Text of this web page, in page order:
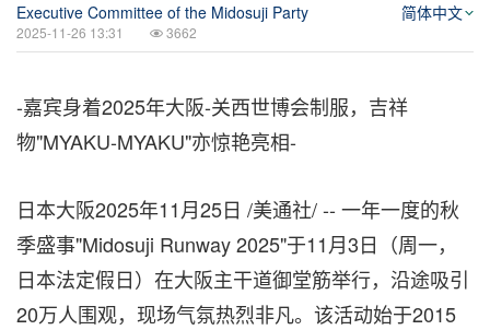
Executive Committee of the Midosuji Party
2025-11-26 13:31 3662
简体中文
-嘉宾身着2025年大阪-关西世博会制服，吉祥
物"MYAKU-MYAKU"亦惊艳亮相-
日本大阪2025年11月25日 /美通社/ -- 一年一度的秋
季盛事"Midosuji Runway 2025"于11月3日（周一，
日本法定假日）在大阪主干道御堂筋举行，沿途吸引
20万人围观，现场气氛热烈非凡。该活动始于2015